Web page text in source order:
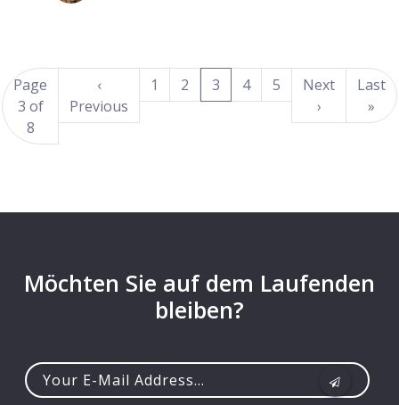
Page
3 of
8
‹
Previous
1 2 3 (current)
4 5
Next
›
Last
»
Möchten Sie auf dem Laufenden
bleiben?